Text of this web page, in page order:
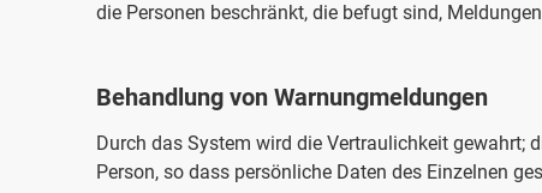
die Personen beschränkt, die befugt sind,
Behandlung von Warnungmeldungen
Durch das System wird die Vertraulichkeit gewahrt;
Person, so dass persönliche Daten des Einzelnen